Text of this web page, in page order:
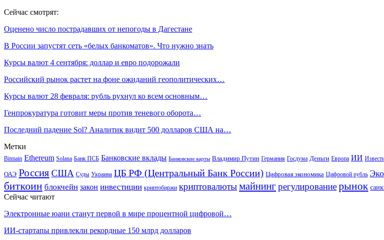
Сейчас смотрят:
Оценено число пострадавших от непогоды в Дагестане
В России запустят сеть «белых банкоматов». Что нужно знать
Курсы валют 4 сентября: доллар и евро подорожали
Российский рынок растет на фоне ожиданий геополитических…
Курсы валют 28 февраля: рубль рухнул ко всем основным…
Генпрокуратура готовит меры против теневого оборота…
Последний падение Sol? Аналитик видит 500 долларов США на…
Метки
Bitmain Ethereum Solana Банк ПСБ Банковские вклады Банковские карты Владимир Путин Германия Госдума Деньги Европа ИИ
ОАЭ РоссияСША Суды Украина ЦБ РФ (Центральный Банк России) Цифровая экономика Цифровой рубль
биткоин блокчейн закон инвестиции криптобиржи криптовалютымайнинг регулированиерынок
Сейчас читают
Электронные юани станут первой в мире процентной цифровой…
ИИ-стартапы привлекли рекордные 150 млрд долларов